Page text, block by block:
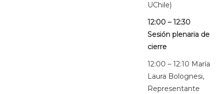
UChile)
12:00 – 12:30
Sesión plenaria de
cierre
12:00 – 12:10 María
Laura Bolognesi,
Representante